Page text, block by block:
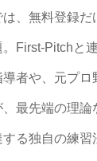
、無料登録
First-Pitchと
者や、元プロ
最先端の理論
る独自の練習